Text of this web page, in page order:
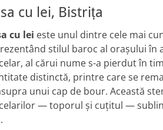
cu lei, Bistrița
cu lei este unul dintre cele mai
stilul baroc al orașului în
al cărui nume s-a pierdut în
distinctă, printre care se
unui cap de bour. Această
— toporul și cuțitul —